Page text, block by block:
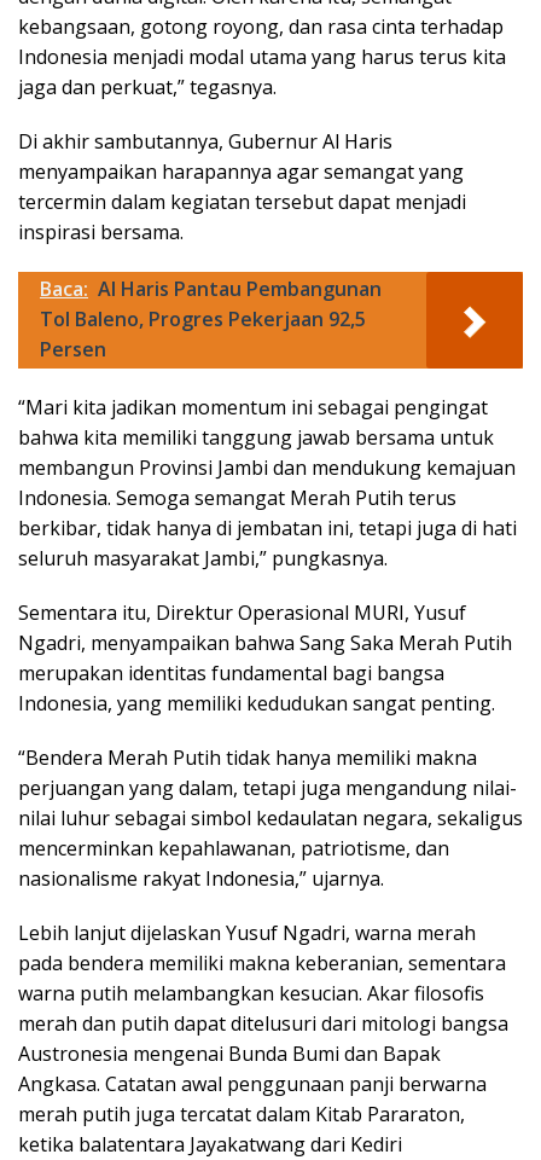
kebangsaan, gotong royong, dan rasa cinta terhadap
Indonesia menjadi modal utama yang harus terus kita
jaga dan perkuat,” tegasnya.
Di akhir sambutannya, Gubernur Al Haris
menyampaikan harapannya agar semangat yang
tercermin dalam kegiatan tersebut dapat menjadi
inspirasi bersama.
Baca: Al Haris Pantau Pembangunan
Tol Baleno, Progres Pekerjaan 92,5
Persen
“Mari kita jadikan momentum ini sebagai pengingat
bahwa kita memiliki tanggung jawab bersama untuk
membangun Provinsi Jambi dan mendukung kemajuan
Indonesia. Semoga semangat Merah Putih terus
berkibar, tidak hanya di jembatan ini, tetapi juga di hati
seluruh masyarakat Jambi,” pungkasnya.
Sementara itu, Direktur Operasional MURI, Yusuf
Ngadri, menyampaikan bahwa Sang Saka Merah Putih
merupakan identitas fundamental bagi bangsa
Indonesia, yang memiliki kedudukan sangat penting.
“Bendera Merah Putih tidak hanya memiliki makna
perjuangan yang dalam, tetapi juga mengandung nilai-
nilai luhur sebagai simbol kedaulatan negara, sekaligus
mencerminkan kepahlawanan, patriotisme, dan
nasionalisme rakyat Indonesia,” ujarnya.
Lebih lanjut dijelaskan Yusuf Ngadri, warna merah
pada bendera memiliki makna keberanian, sementara
warna putih melambangkan kesucian. Akar filosofis
merah dan putih dapat ditelusuri dari mitologi bangsa
Austronesia mengenai Bunda Bumi dan Bapak
Angkasa. Catatan awal penggunaan panji berwarna
merah putih juga tercatat dalam Kitab Pararaton,
ketika balatentara Jayakatwang dari Kediri